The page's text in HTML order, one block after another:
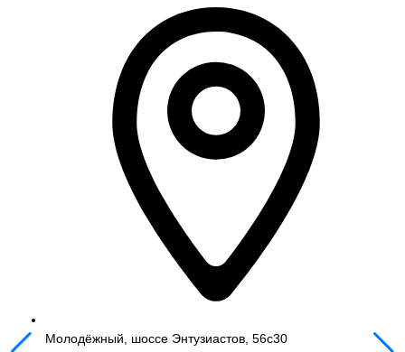
Молодёжный, шоссе Энтузиастов, 56с30